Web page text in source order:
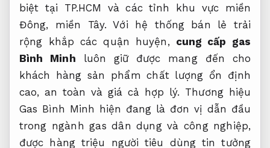
biệt tại TP.HCM và các tỉnh khu vực miền
Đông, miền Tây. Với hệ thống bán lẻ trải
rộng khắp các quận huyện, cung cấp gas
Bình Minh luôn giữ được mang đến cho
khách hàng sản phẩm chất lượng ổn định
cao, an toàn và giá cả hợp lý. Thương hiệu
Gas Bình Minh hiện đang là đơn vị dẫn đầu
trong ngành gas dân dụng và công nghiệp,
được hàng triệu người tiêu dùng tin tưởng